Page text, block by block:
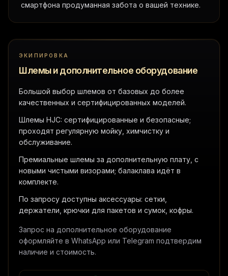
смартфона продуманная забота о вашей технике.
ЭКИПИРОВКА
Шлемы и дополнительное оборудование
Большой выбор шлемов от базовых до более
качественных и сертифицированных моделей.
Шлемы HJC: сертифицированные и безопасные;
проходят регулярную мойку, химчистку и
обслуживание.
Премиальные шлемы за дополнительную плату, с
новыми чистыми визорами; балаклава идёт в
комплекте.
По запросу доступны аксессуары: сетки,
держатели, крючки для пакетов и сумок, кофры.
Запрос на дополнительное оборудование
оформляйте в WhatsApp или Telegram подтвердим
наличие и стоимость.